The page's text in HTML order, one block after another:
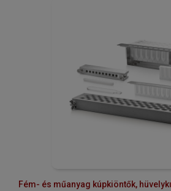
Fém- és műanyag kúpkiöntők,